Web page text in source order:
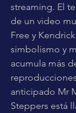
streaming. El
de un video
Free y
simbolismo y
acumula más
anticipado Mr
Steppers está